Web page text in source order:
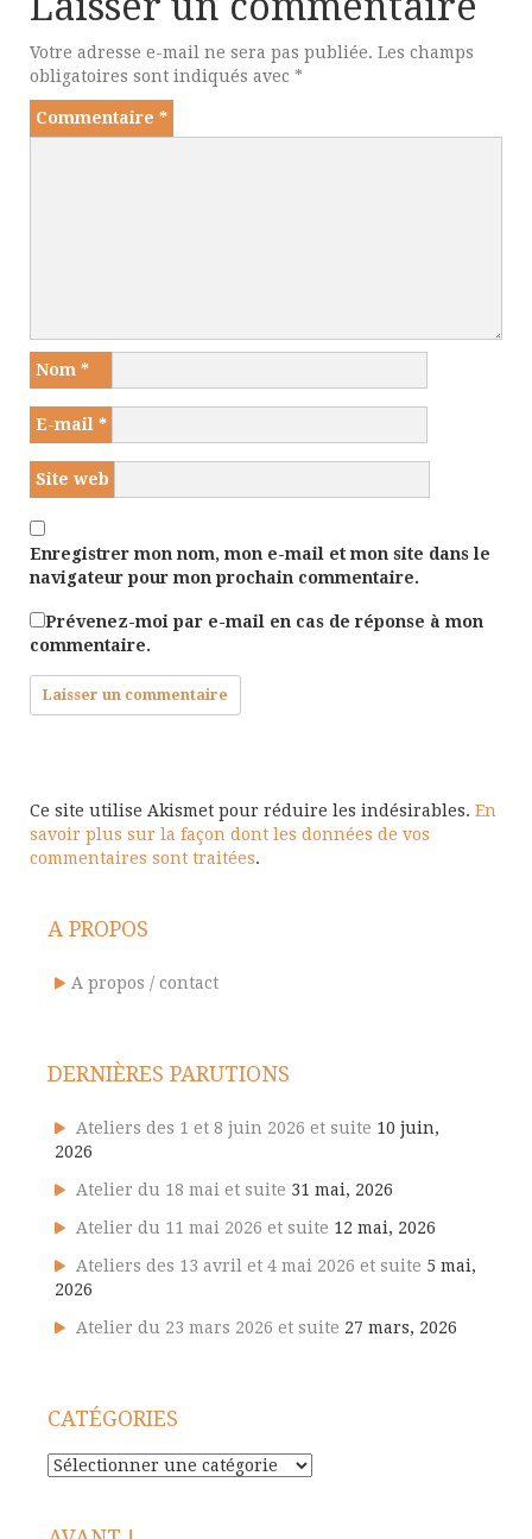
Votre adresse e-mail ne sera pas publiée. Les champs
obligatoires sont indiqués avec *
Commentaire *
Nom *
E-mail *
Site web
Enregistrer mon nom, mon e-mail et mon site dans le
navigateur pour mon prochain commentaire.
Prévenez-moi par e-mail en cas de réponse à mon
commentaire.
Ce site utilise Akismet pour réduire les indésirables. En
savoir plus sur la façon dont les données de vos
commentaires sont traitées.
A PROPOS
A propos / contact
DERNIÈRES PARUTIONS
Ateliers des 1 et 8 juin 2026 et suite 10 juin,
2026
Atelier du 18 mai et suite 31 mai, 2026
Atelier du 11 mai 2026 et suite 12 mai, 2026
Ateliers des 13 avril et 4 mai 2026 et suite 5 mai,
2026
Atelier du 23 mars 2026 et suite 27 mars, 2026
CATÉGORIES
Catégories